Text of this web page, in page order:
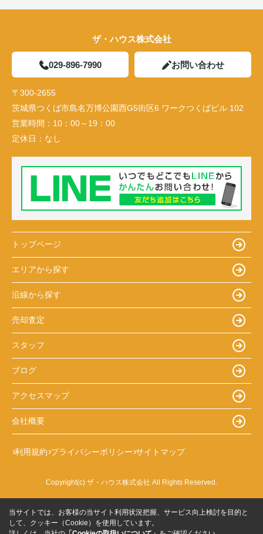
ザ・ハウス株式会社
029-896-7990 お問い合わせ
〒300-2655
茨城県つくば市島名万博公園西G5街区6 ワークつくばビル 102
営業時間： 10：00～19：00
定休日： なし
トップページ
エリアから探す
沿線から探す
売却査定
スタッフ
ブログ
アクセスマップ
会社概要
利用規約 プライバシーポリシー サイトマップ
Copyright(c) ザ・ハウス株式会社 All Rights Reserved.
当サイトでは、お客様の当サイト利用状況把握、サービス向上検討を目的と
して、クッキー（Cookie）を使用しています。